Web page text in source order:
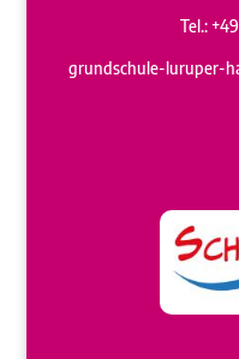
Tel.:
grundschule-luruper-